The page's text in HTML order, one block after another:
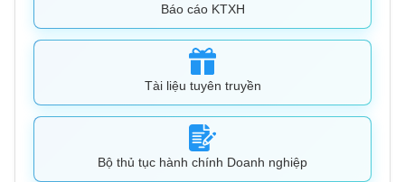
Báo cáo KTXH
Tài liệu tuyên truyền
Bộ thủ tục hành chính Doanh nghiệp